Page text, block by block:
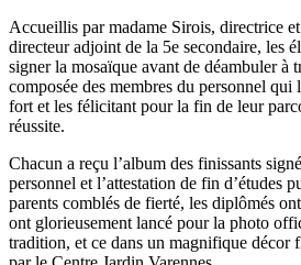
Accueillis par madame Sirois, directrice
directeur adjoint de la 5e secondaire, les
signer la mosaïque avant de déambuler à
composée des membres du personnel qui
fort et les félicitant pour la fin de leur
réussite.
Chacun a reçu l’album des finissants
personnel et l’attestation de fin d’études
parents comblés de fierté, les diplômés
ont glorieusement lancé pour la photo
tradition, et ce dans un magnifique décor